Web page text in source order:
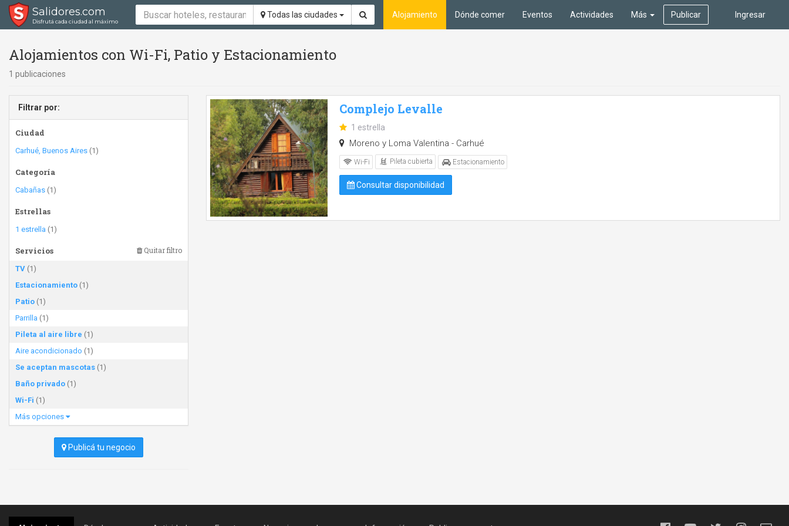
Salidores.com
Disfrutá cada ciudad al máximo
Todas las ciudades Ingresar
Alojamiento Dónde comer Eventos Actividades Más Publicar
Alojamientos con Wi-Fi, Patio y Estacionamiento
1 publicaciones
Filtrar por:
Ciudad
Carhué, Buenos Aires (1)
Categoría
Cabañas (1)
Estrellas
1 estrella (1)
Servicios Quitar filtro
TV (1)
Estacionamiento (1)
Patio (1)
Parrilla (1)
Pileta al aire libre (1)
Aire acondicionado (1)
Se aceptan mascotas (1)
Baño privado (1)
Wi-Fi (1)
Más opciones
Publicá tu negocio
Complejo Levalle
1 estrella
Moreno y Loma Valentina - Carhué
Wi-Fi Pileta cubierta Estacionamiento
Consultar disponibilidad